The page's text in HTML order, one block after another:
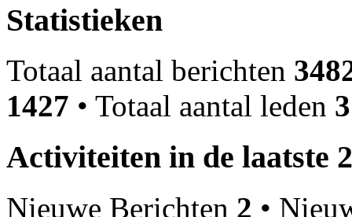
Statistieken
Totaal aantal berichten
1427 • Totaal aantal leden
Activiteiten in de laatste
Nieuwe Berichten 2 •